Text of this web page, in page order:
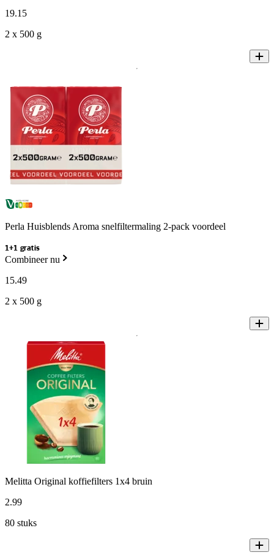
19.15
2 x 500 g
Perla Huisblends Aroma snelfiltermaling 2-pack voordeel
1+1 gratis
Combineer nu
15.49
2 x 500 g
Melitta Original koffiefilters 1x4 bruin
2.99
80 stuks